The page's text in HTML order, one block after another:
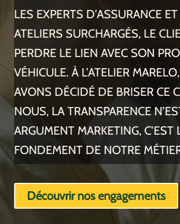
LES EXPERTS D’ASSURANCE
ATELIERS SURCHARGÉS, LE
PERDRE LE LIEN AVEC SON
VÉHICULE. À L’ATELIER
AVONS DÉCIDÉ DE BRISER CE
NOUS, LA TRANSPARENCE
ARGUMENT MARKETING, C’EST
FONDEMENT DE NOTRE
Découvrir nos engagements